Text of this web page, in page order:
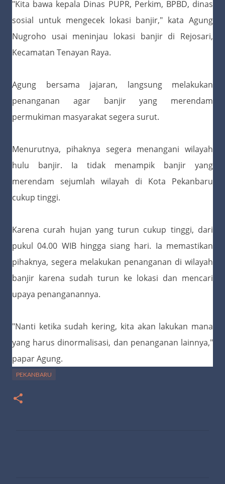
"Kita bawa kepala Dinas PUPR, Perkim, BPBD, dinas
sosial untuk mengecek lokasi banjir," kata Agung
Nugroho usai meninjau lokasi banjir di Rejosari,
Kecamatan Tenayan Raya.
Agung bersama jajaran, langsung melakukan
penanganan agar banjir yang merendam
permukiman masyarakat segera surut.
Menurutnya, pihaknya segera menangani wilayah
hulu banjir. Ia tidak menampik banjir yang
merendam sejumlah wilayah di Kota Pekanbaru
cukup tinggi.
Karena curah hujan yang turun cukup tinggi, dari
pukul 04.00 WIB hingga siang hari. Ia memastikan
pihaknya, segera melakukan penanganan di wilayah
banjir karena sudah turun ke lokasi dan mencari
upaya penanganannya.
"Nanti ketika sudah kering, kita akan lakukan mana
yang harus dinormalisasi, dan penanganan lainnya,"
papar Agung.
PEKANBARU